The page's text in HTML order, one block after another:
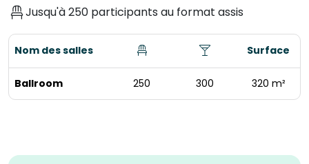
Jusqu'à 250 participants au format assis
Nom des salles Surface
Ballroom 250 300 320 m²